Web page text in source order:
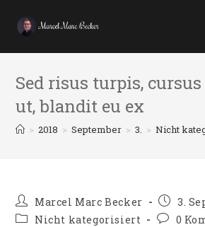
Sed risus turpis,
ut, blandit eu ex
> 2018 > September > 3. > Nicht
Marcel Marc Becker
3.
Nicht kategorisiert
0